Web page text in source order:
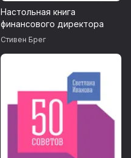
Настольная книга
финансового директора
Стивен Брег